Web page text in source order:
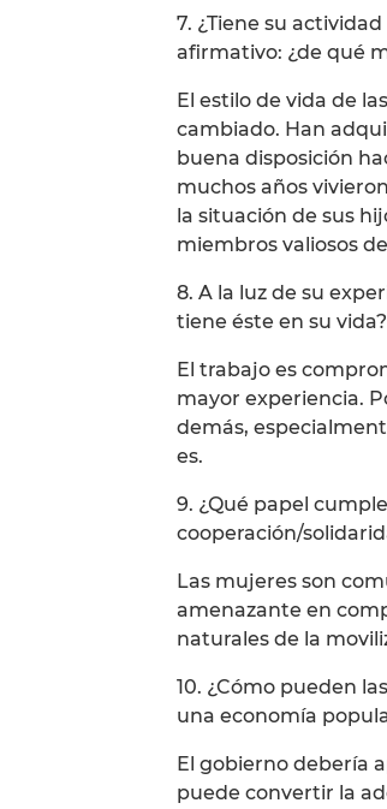
7. ¿Tiene su
afirmativo: ¿de qué
El estilo de vida de
cambiado. Han
buena disposición
muchos años
la situación de sus
miembros valiosos
8. A la luz de su
tiene éste en su vida?
El trabajo es
mayor experiencia.
demás,
es.
9. ¿Qué papel
cooperación/
Las mujeres son
amenazante en
naturales de la
10. ¿Cómo pueden
una economía
El gobierno debería
puede convertir la